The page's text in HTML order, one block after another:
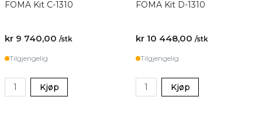
FOMA Kit C-1310
kr 9 740,00 /stk
Tilgjengelig
Kjøp
FOMA Kit D-1310
kr 10 448,00 /stk
Tilgjengelig
Kjøp